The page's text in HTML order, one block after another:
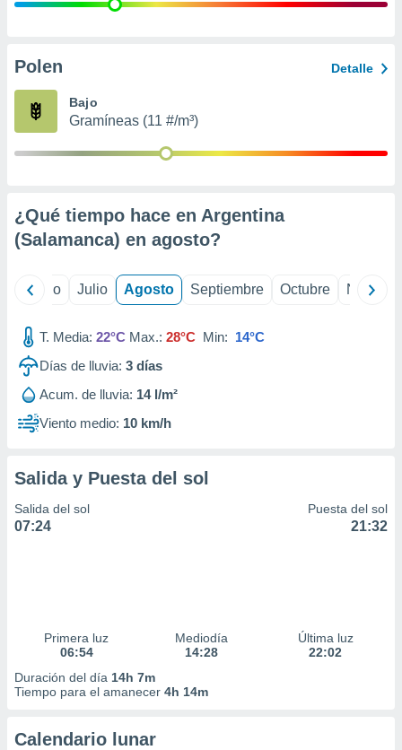
e
publicidad
Polen Detalle
Bajo
Gramíneas (11 #/m³)
¿Qué tiempo hace en Argentina
(Salamanca) en agosto?
Junio Julio Agosto Septiembre Octubre
T. Media: 22°C Max.: 28°C Min: 14°C
Días de lluvia: 3 días
Acum. de lluvia: 14 l/m²
Viento medio: 10 km/h
Salida y Puesta del sol
Salida del sol
07:24
Puesta del sol
21:32
Primera luz
06:54
Mediodía
14:28
Última luz
22:02
Duración del día 14h 7m
Tiempo para el amanecer 4h 14m
Calendario lunar